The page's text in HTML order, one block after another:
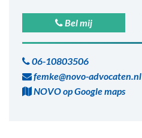
Bel mij
06-10803506
femke@novo-advocaten.nl
NOVO op Google maps